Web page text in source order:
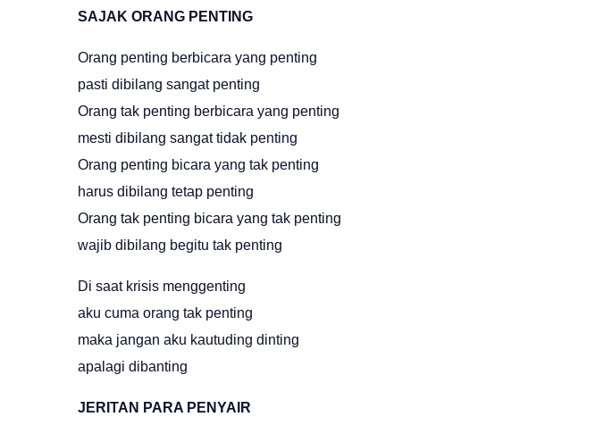
SAJAK ORANG PENTING
Orang penting berbicara yang penting
pasti dibilang sangat penting
Orang tak penting berbicara yang penting
mesti dibilang sangat tidak penting
Orang penting bicara yang tak penting
harus dibilang tetap penting
Orang tak penting bicara yang tak penting
wajib dibilang begitu tak penting
Di saat krisis menggenting
aku cuma orang tak penting
maka jangan aku kautuding dinting
apalagi dibanting
JERITAN PARA PENYAIR